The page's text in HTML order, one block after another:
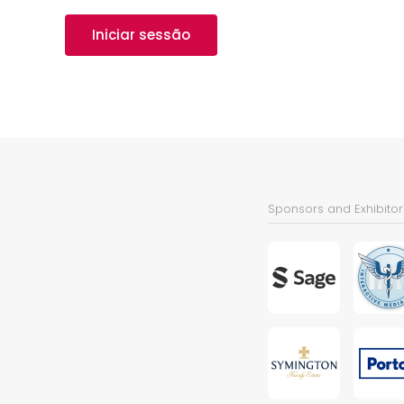
Iniciar sessão
Sponsors and